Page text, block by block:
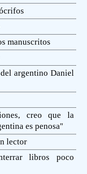
manuscritos
argentino Daniel
creo que la
es penosa''
lector
libros poco